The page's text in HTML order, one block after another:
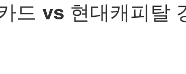
드 vs 현대캐피탈